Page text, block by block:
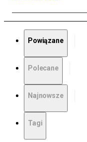
Powiązane
Polecane
Najnowsze
Tagi